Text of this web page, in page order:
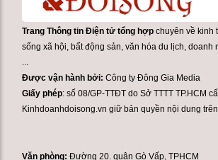
Trang Thông tin Điện tử tổng hợp chuyên về kinh
sống xã hội, bất động sản, văn hóa du lịch, doanh
...
Được vận hành bởi:Công ty Đông Gia Media
Giấy phép: số 08/GP-TTĐT do Sở TTTT TP.HCM
Kinhdoanhdoisong.vn giữ bản quyền nội dung
Văn phòng:Đường 20. quận Gò Vấp, TPHCM